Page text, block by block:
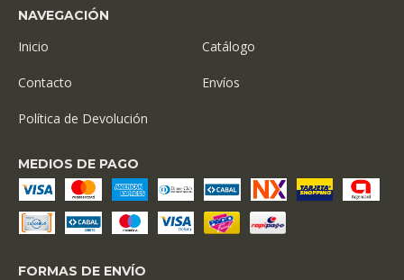
NAVEGACIÓN
Inicio Catálogo
Contacto Envíos
Política de Devolución
MEDIOS DE PAGO
FORMAS DE ENVÍO